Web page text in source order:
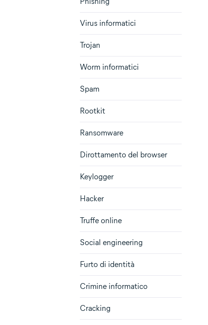
Virus informatici
Trojan
Worm informatici
Spam
Rootkit
Ransomware
Dirottamento del browser
Keylogger
Hacker
Truffe online
Social engineering
Furto di identità
Crimine informatico
Cracking